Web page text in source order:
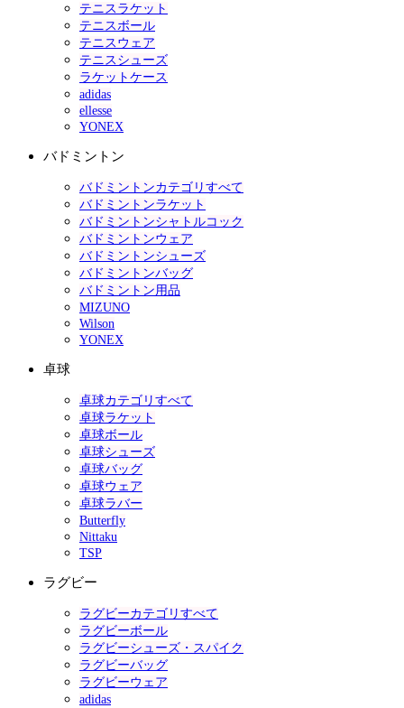
テニスラケット
テニスボール
テニスウェア
テニスシューズ
ラケットケース
adidas
ellesse
YONEX
バドミントン
バドミントンカテゴリすべて
バドミントンラケット
バドミントンシャトルコック
バドミントンウェア
バドミントンシューズ
バドミントンバッグ
バドミントン用品
MIZUNO
Wilson
YONEX
卓球
卓球カテゴリすべて
卓球ラケット
卓球ボール
卓球シューズ
卓球バッグ
卓球ウェア
卓球ラバー
Butterfly
Nittaku
TSP
ラグビー
ラグビーカテゴリすべて
ラグビーボール
ラグビーシューズ・スパイク
ラグビーバッグ
ラグビーウェア
adidas